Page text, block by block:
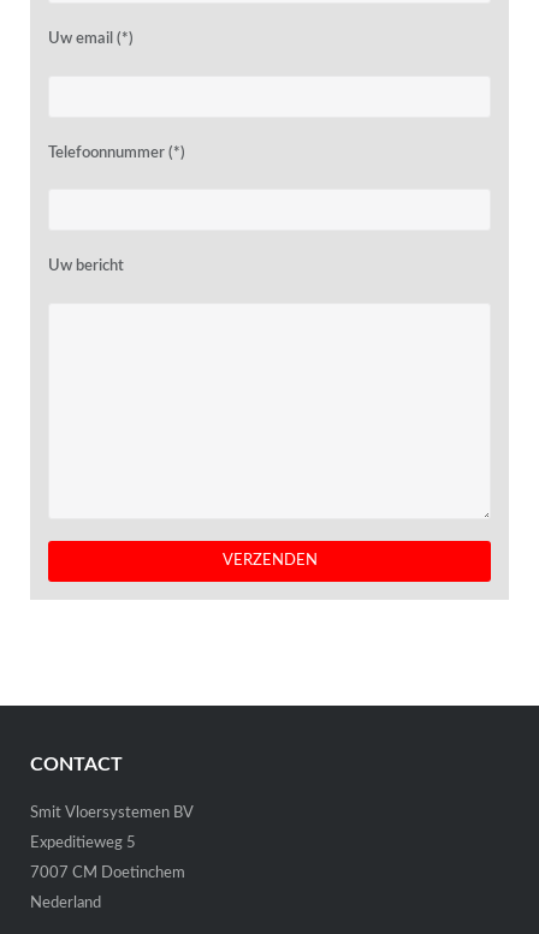
Uw email (*)
Telefoonnummer (*)
Uw bericht
CONTACT
Smit Vloersystemen BV
Expeditieweg 5
7007 CM Doetinchem
Nederland